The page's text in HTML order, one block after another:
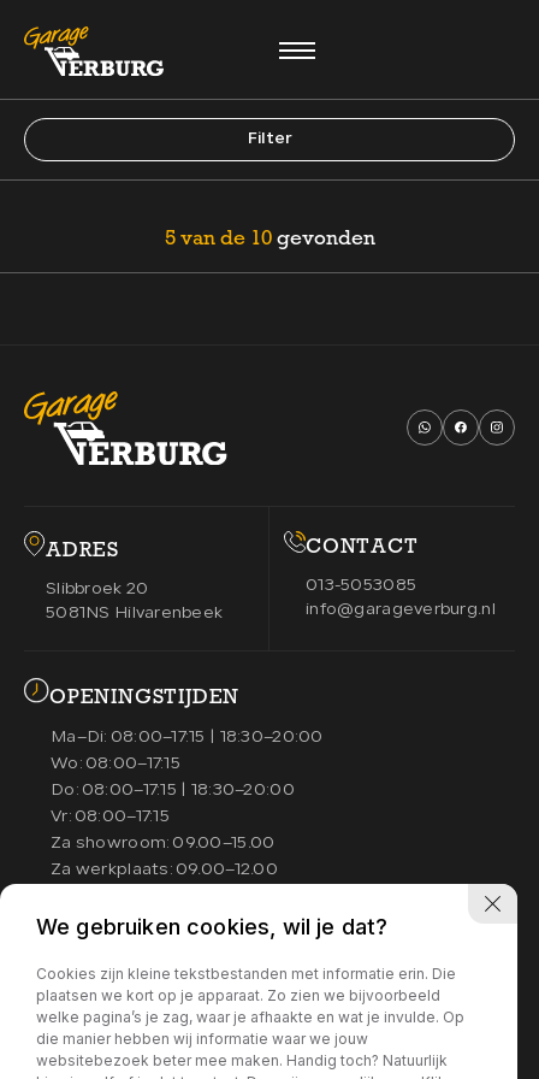
MENU
CONTACT
013-5053085
03.DIENSTEN
04.WERKPLAATS
06.VERKOCHT
07.CONTACT
Filter
Filters
Merk
Transmissie
Prijs (€)
Kilometerstand
-
Bouwjaar
-
Sorteren op
5 van de 10gevonden
ADRES
Slibbroek 20
5081NS Hilvarenbeek
CONTACT
013-5053085
info@garageverburg.nl
OPENINGSTIJDEN
Ma–Di: 08:00–17:15 | 18:30–20:00
Wo: 08:00–17:15
Do: 08:00–17:15 | 18:30–20:00
Vr: 08:00–17:15
Za showroom: 09.00–15.00
Za werkplaats: 09.00–12.00
Wij helpen u graag goed en nemen
graag op afspraak zodat wij alle tijd
en aandacht voor u kunnen hebben.
We gebruiken cookies, wil je dat?
Cookies zijn kleine tekstbestanden met informatie erin. Die
plaatsen we kort op je apparaat. Zo zien we bijvoorbeeld
welke pagina’s je zag, waar je afhaakte en wat je invulde. Op
die manier hebben wij informatie waar we jouw
websitebezoek beter mee maken. Handig toch? Natuurlijk